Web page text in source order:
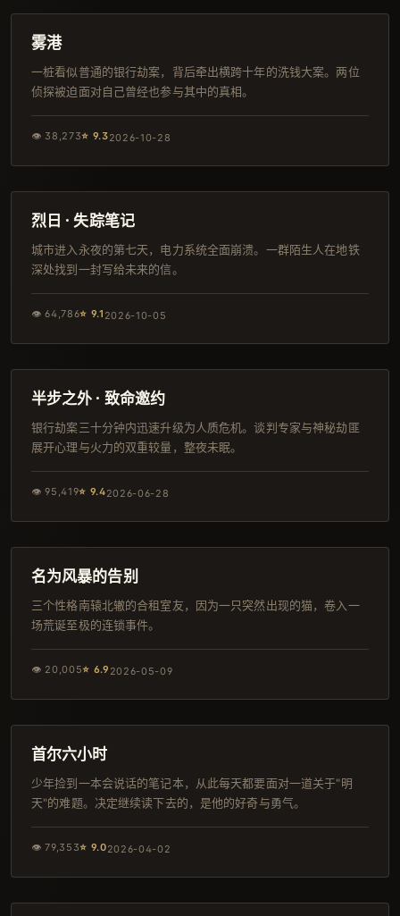
院线
雾港
一桩看似普通的银行劫案，背后牵出横跨十年的洗钱大案。两位
侦探被迫面对自己曾经也参与其中的真相。
👁 38,273⭐ 9.32026-10-28
热播
烈日 · 失踪笔记
城市进入永夜的第七天，电力系统全面崩溃。一群陌生人在地铁
深处找到一封写给未来的信。
👁64,786⭐ 9.1 2026-10-05
韩剧
半步之外 · 致命邀约
银行劫案三十分钟内迅速升级为人质危机。谈判专家与神秘劫匪
展开心理与火力的双重较量，整夜未眠。
👁95,419⭐ 9.42026-06-28
热播
名为风暴的告别
三个性格南辕北辙的合租室友，因为一只突然出现的猫，卷入一
场荒诞至极的连锁事件。
👁 20,005⭐ 6.9 2026-05-09
IMAX
首尔六小时
少年捡到一本会说话的笔记本，从此每天都要面对一道关于"明
天"的难题。决定继续读下去的，是他的好奇与勇气。
👁79,353⭐ 9.02026-04-02